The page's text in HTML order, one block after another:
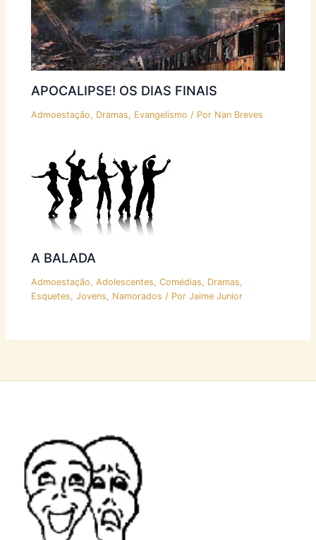
APOCALIPSE! OS DIAS FINAIS
Admoestação, Dramas, Evangelismo / Por Nan Breves
A BALADA
Admoestação,Adolescentes,Comédias, Dramas,
Esquetes,Jovens, Namorados / PorJaime Junior